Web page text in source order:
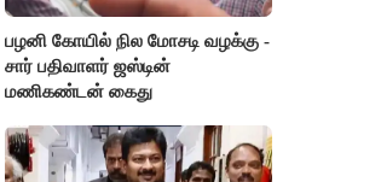
பழனி கோயில் நில மோசடி வழக்கு -
சார் பதிவாளர் ஜஸ்டின்
மணிகண்டன் கைது